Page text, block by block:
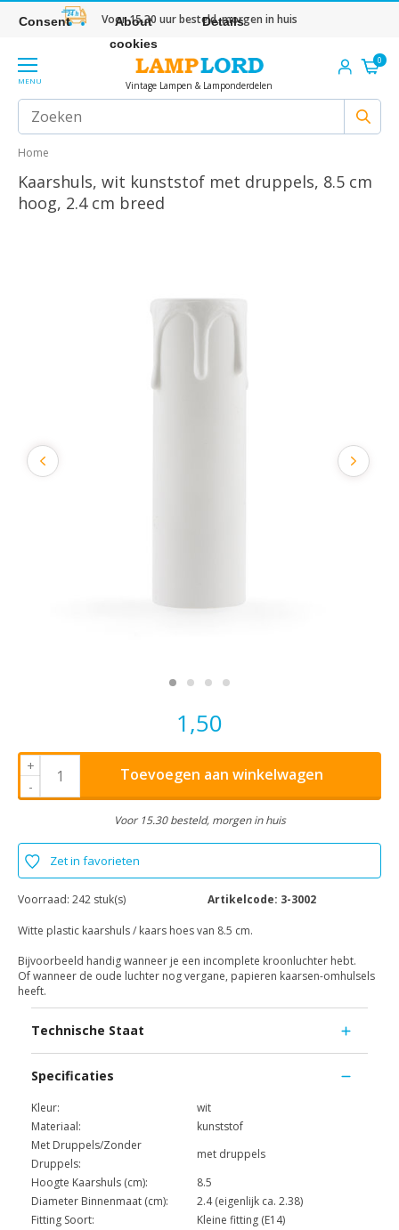
Voor 15.30 uur besteld, morgen in huis
MENU Vintage Lampen & Lamponderdelen
0
Home
Kaarshuls, wit kunststof met druppels, 8.5 cm
hoog, 2.4 cm breed
1,50
+
-
Toevoegen aan winkelwagen
Voor 15.30 besteld, morgen in huis
Zet in favorieten
Voorraad: 242 stuk(s) Artikelcode: 3-3002
Witte plastic kaarshuls / kaars hoes van 8.5 cm.
Bijvoorbeeld handig wanneer je een incomplete kroonluchter hebt.
Of wanneer de oude luchter nog vergane, papieren kaarsen-omhulsels
heeft.
Technische Staat
Specificaties
Kleur:
wit
Materiaal:
kunststof
Met Druppels/Zonder
Druppels:
met druppels
Hoogte Kaarshuls (cm):
8.5
Diameter Binnenmaat (cm):
2.4 (eigenlijk ca. 2.38)
Fitting Soort:
Kleine fitting (E14)
Consent
About
cookies
Details